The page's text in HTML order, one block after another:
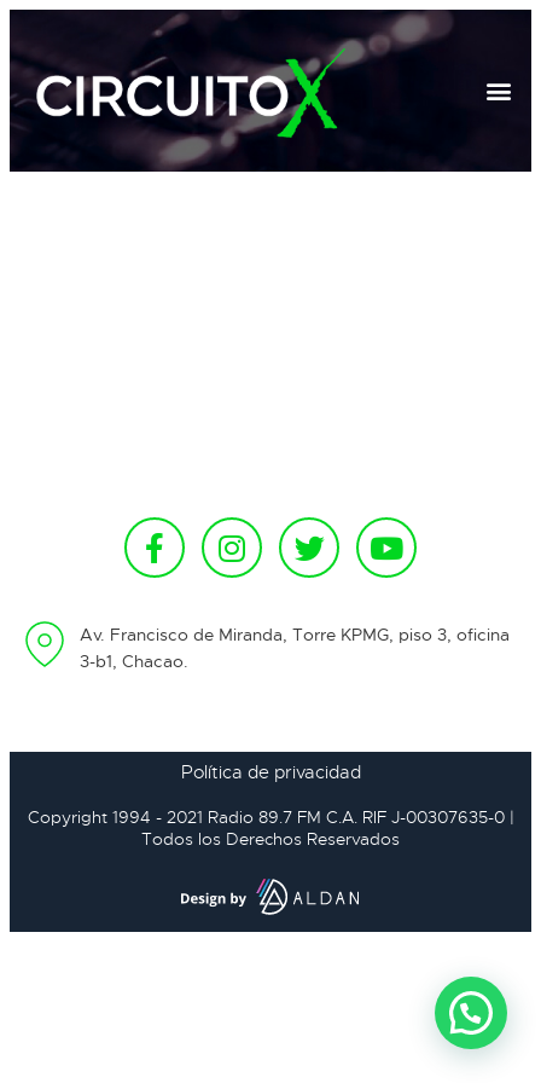
Av. Francisco de Miranda, Torre KPMG, piso 3, oficina
3-b1, Chacao.
Política de privacidad
Copyright 1994 - 2021 Radio 89.7 FM C.A. RIF J-00307635-0 |
Todos los Derechos Reservados